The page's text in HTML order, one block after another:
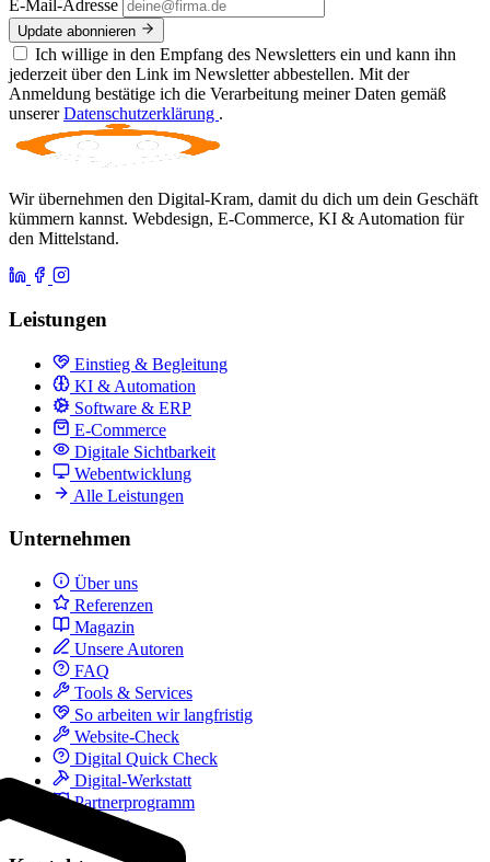
E-Mail-Adresse
Update abonnieren
Ich willige in den Empfang des Newsletters ein und kann ihn
jederzeit über den Link im Newsletter abbestellen. Mit der
Anmeldung bestätige ich die Verarbeitung meiner Daten gemäß
unsererDatenschutzerklärung .
Wir übernehmen den Digital-Kram, damit du dich um dein Geschäft
kümmern kannst. Webdesign, E-Commerce, KI & Automation für
den Mittelstand.
Leistungen
Einstieg & Begleitung
KI & Automation
Software & ERP
E-Commerce
Digitale Sichtbarkeit
Webentwicklung
Alle Leistungen
Unternehmen
Über uns
Referenzen
Magazin
Unsere Autoren
FAQ
Tools & Services
So arbeiten wir langfristig
Website-Check
Digital Quick Check
Digital-Werkstatt
Partnerprogramm
Kontakt